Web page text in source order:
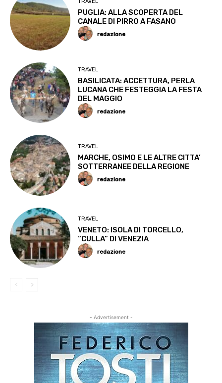
TRAVEL
PUGLIA: ALLA SCOPERTA DEL
CANALE DI PIRRO A FASANO
redazione
TRAVEL
BASILICATA: ACCETTURA, PERLA
LUCANA CHE FESTEGGIA LA FESTA
DEL MAGGIO
redazione
TRAVEL
MARCHE, OSIMO E LE ALTRE CITTA’
SOTTERRANEE DELLA REGIONE
redazione
TRAVEL
VENETO: ISOLA DI TORCELLO,
“CULLA” DI VENEZIA
redazione
- Advertisement -